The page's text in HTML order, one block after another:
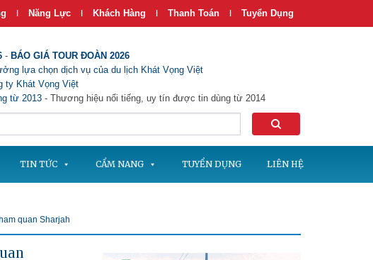
| Năng Lực | Khách Hàng | Thanh Toán | Tuyển Dụng
- BÁO GIÁ TOUR ĐOÀN 2026
lựa chọn dịch vụ của du lịch Khát Vọng Việt
ty Khát Vọng Việt
từ 2013 - Thương hiệu nổi tiếng, uy tín được tin dùng từ 2014
TIN TỨC CẨM NANG TUYỂN DỤNG LIÊN HỆ
quan Sharjah